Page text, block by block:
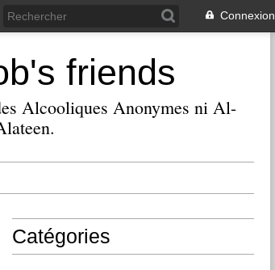
Connexion
friends
Alcooliques Anonymes ni Al-
Catégories